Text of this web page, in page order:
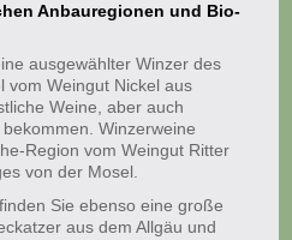
Anbauregionen und Bio-
ausgewählter Winzer des
vom Weingut Nickel aus
Weine, aber auch
Winzerweine
Region vom Weingut Ritter
von der Mosel.
Sie ebenso eine große
aus dem Allgäu und